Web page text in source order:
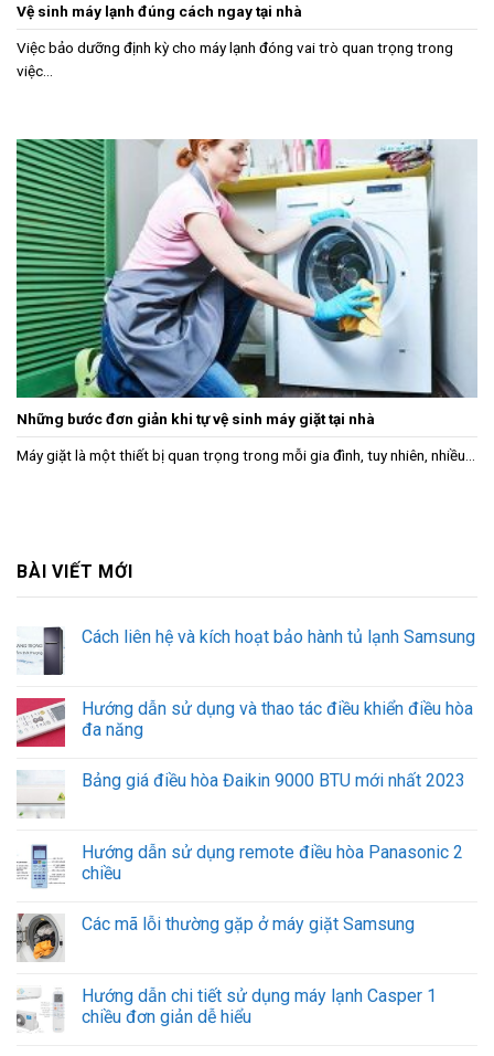
Vệ sinh máy lạnh đúng cách ngay tại nhà
Việc bảo dưỡng định kỳ cho máy lạnh đóng vai trò quan trọng trong
việc...
Những bước đơn giản khi tự vệ sinh máy giặt tại nhà
Máy giặt là một thiết bị quan trọng trong mỗi gia đình, tuy nhiên, nhiều...
BÀI VIẾT MỚI
Cách liên hệ và kích hoạt bảo hành tủ lạnh Samsung
Hướng dẫn sử dụng và thao tác điều khiển điều hòa
đa năng
Bảng giá điều hòa Đaikin 9000 BTU mới nhất 2023
Hướng dẫn sử dụng remote điều hòa Panasonic 2
chiều
Các mã lỗi thường gặp ở máy giặt Samsung
Hướng dẫn chi tiết sử dụng máy lạnh Casper 1
chiều đơn giản dễ hiểu